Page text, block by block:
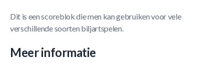
Dit is een scoreblok die men kan gebruiken voor vele
verschillende soorten biljartspelen.
Meer informatie